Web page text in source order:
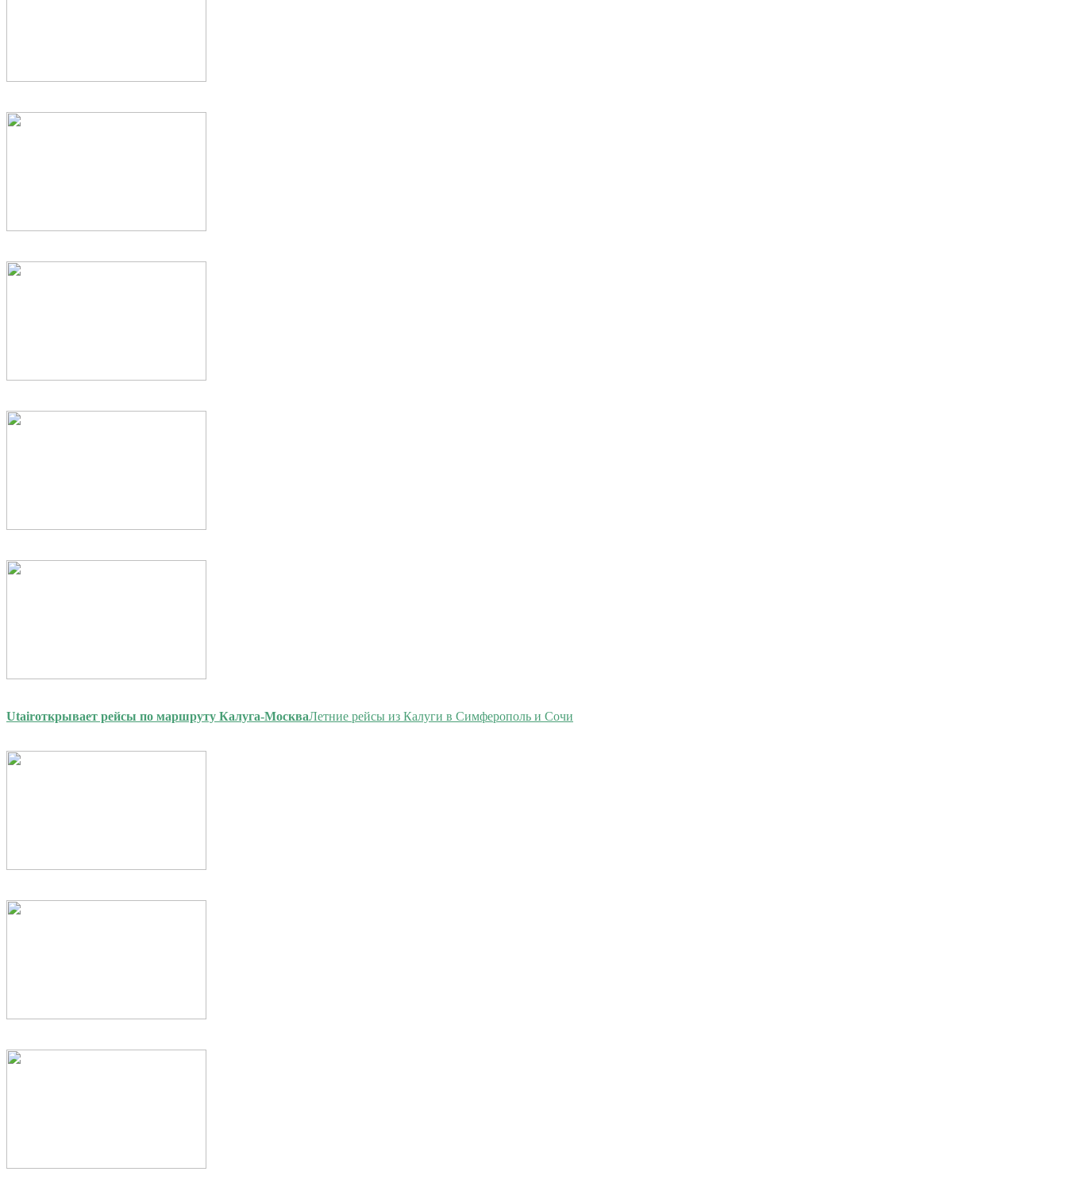
Utairоткрывает рейсы по маршруту Калуга-МоскваЛетние рейсы из Калуги в Симферополь и Сочи